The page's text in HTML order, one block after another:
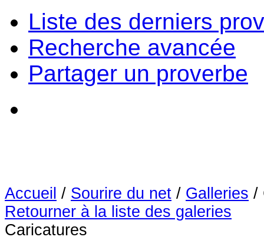
Liste des derniers
Recherche avancée
Partager un proverbe
Accueil / Sourire du net / Galleries /
Retourner à la liste des galeries
Caricatures